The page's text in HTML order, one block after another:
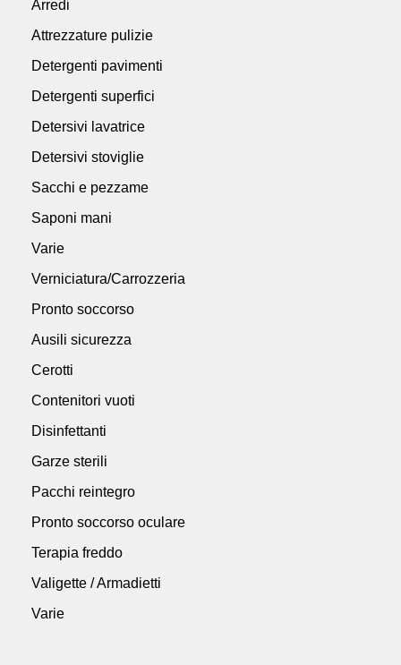
Arredi
Attrezzature pulizie
Detergenti pavimenti
Detergenti superfici
Detersivi lavatrice
Detersivi stoviglie
Sacchi e pezzame
Saponi mani
Varie
Verniciatura/Carrozzeria
Pronto soccorso
Ausili sicurezza
Cerotti
Contenitori vuoti
Disinfettanti
Garze sterili
Pacchi reintegro
Pronto soccorso oculare
Terapia freddo
Valigette / Armadietti
Varie